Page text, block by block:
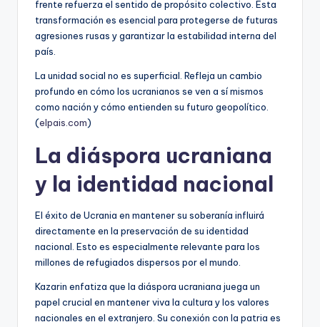
frente refuerza el sentido de propósito colectivo. Esta
transformación es esencial para protegerse de futuras
agresiones rusas y garantizar la estabilidad interna del
país.
La unidad social no es superficial. Refleja un cambio
profundo en cómo los ucranianos se ven a sí mismos
como nación y cómo entienden su futuro geopolítico.
(elpais.com)
La diáspora ucraniana
y la identidad nacional
El éxito de Ucrania en mantener su soberanía influirá
directamente en la preservación de su identidad
nacional. Esto es especialmente relevante para los
millones de refugiados dispersos por el mundo.
Kazarin enfatiza que la diáspora ucraniana juega un
papel crucial en mantener viva la cultura y los valores
nacionales en el extranjero. Su conexión con la patria es